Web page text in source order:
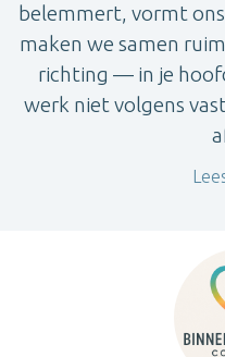
belemmert, vormt
maken we samen
richting — in je
werk niet volgens